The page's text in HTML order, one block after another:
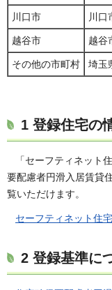
川口市 川口
越谷市 越谷
その他の市町村 埼玉
1 登録住宅の
「セーフティネット
要配慮者円滑入居賃貸
覧いただけます。
セーフティネット住
2 登録基準に